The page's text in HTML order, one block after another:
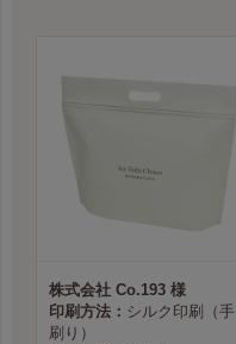
株式会社 Co.193 様
印刷方法： シルク印刷（手
刷り）